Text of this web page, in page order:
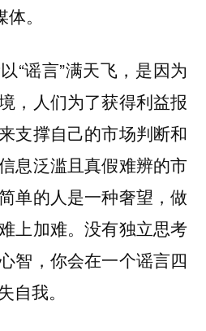
。
“谣言”满天飞，是因为
，人们为了获得利益报
支撑自己的市场判断和
息泛滥且真假难辨的市
单的人是一种奢望，做
上加难。没有独立思考
智，你会在一个谣言四
自我。